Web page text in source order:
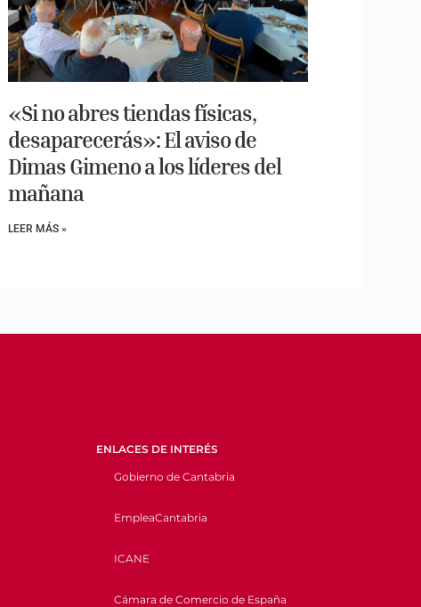
«Si no abres tiendas físicas,
desaparecerás»: El aviso de
Dimas Gimeno a los líderes del
mañana
LEER MÁS »
ENLACES DE INTERÉS
Gobierno de Cantabria
EmpleaCantabria
ICANE
Cámara de Comercio de España